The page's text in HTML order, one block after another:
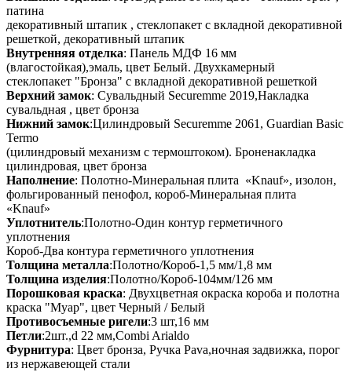
патина
декоративный штапик , стеклопакет с вкладной декоративной
решеткой, декоративный штапик
Внутренняя отделка: Панель МДФ 16 мм
(влагостойкая),эмаль, цвет Белый. Двухкамерный
стеклопакет "Бронза" с вкладной декоративной решеткой
Верхний замок: Сувальдный Securemme 2019,Накладка
сувальдная , цвет бронза
Нижний замок:Цилиндровый Securemme 2061, Guardian Basic
Termo
(цилиндровый механизм с термоштоком). Броненакладка
цилиндровая, цвет бронза
Наполнение: Полотно-Минеральная плита «Knauf», изолон,
фольгированный пенофол, короб-Минеральная плита
«Knauf»
Уплотнитель:Полотно-Один контур герметичного
уплотнения
Короб-Два контура герметичного уплотнения
Толщина металла:Полотно/Короб-1,5 мм/1,8 мм
Толщина изделия:Полотно/Короб-104мм/126 мм
Порошковая краска: Двухцветная окраска короба и полотна
краска "Муар", цвет Черный / Белый
Противосъемные ригели:3 шт,16 мм
Петли:2шт.,d 22 мм,Combi Arialdo
Фурнитура: Цвет бронза, Ручка Pava,ночная задвижка, порог
из нержавеющей стали